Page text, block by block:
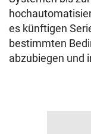
es künftigen
bestimmten
abzubiegen und